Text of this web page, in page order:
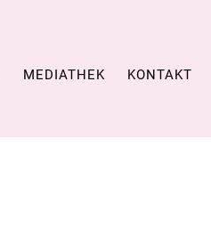
MEDIATHEK KONTAKT